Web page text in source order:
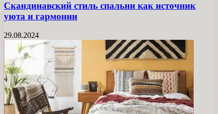
Скандинавский стиль спальни как источник
уюта и гармонии
29.08.2024